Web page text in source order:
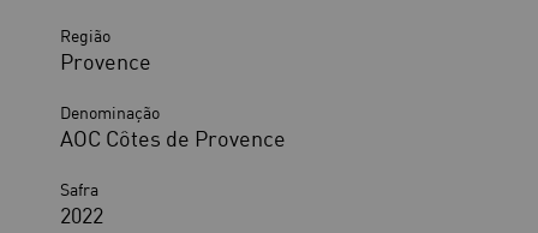
Região
Provence
Denominação
AOC Côtes de Provence
Safra
2022